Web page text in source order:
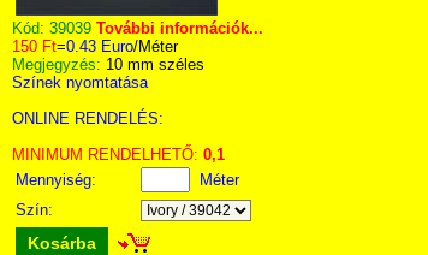
Kód: 39039 További információk...
150 Ft=0.43 Euro/Méter
Megjegyzés: 10 mm széles
Színek nyomtatása
ONLINE RENDELÉS:
MINIMUM RENDELHETŐ: 0,1
Mennyiség:
Méter
Szín:
Kosárba